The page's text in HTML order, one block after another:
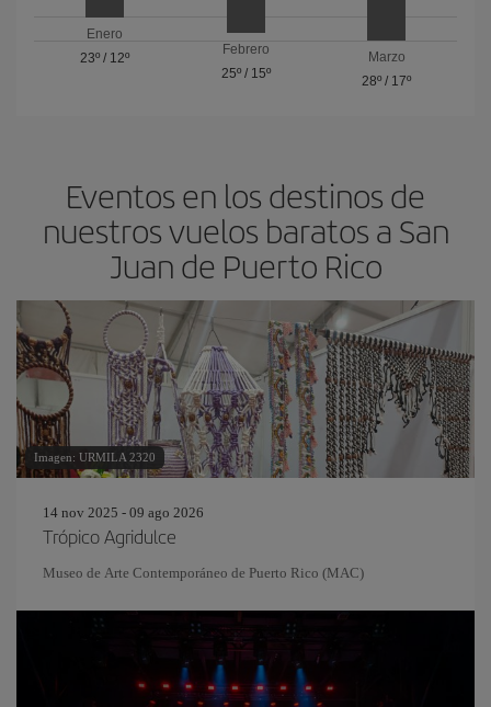
Enero
23º/ 12º
Febrero
25º/ 15º
Marzo
28º / 17º
Eventos en los destinos de
nuestros vuelos baratos a San
Juan de Puerto Rico
Imagen: URMILA 2320
14 nov 2025 - 09 ago 2026
Trópico Agridulce
Museo de Arte Contemporáneo de Puerto Rico (MAC)